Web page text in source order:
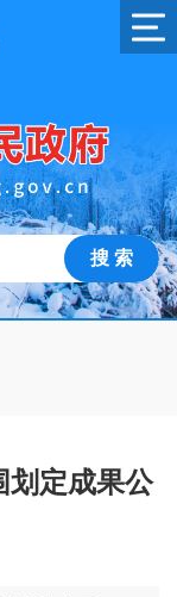
搜 索
划定成果公